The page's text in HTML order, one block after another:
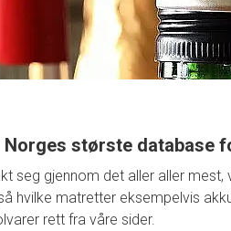
Norges største database
seg gjennom det aller aller
hvilke matretter eksempelvis
rett fra våre sider.